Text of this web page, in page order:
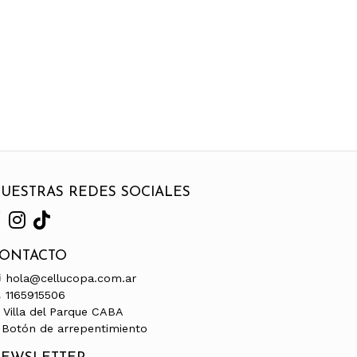
REDES SOCIALES
hola@cellucopa.com.ar
1165915506
Villa del Parque CABA
de arrepentimiento